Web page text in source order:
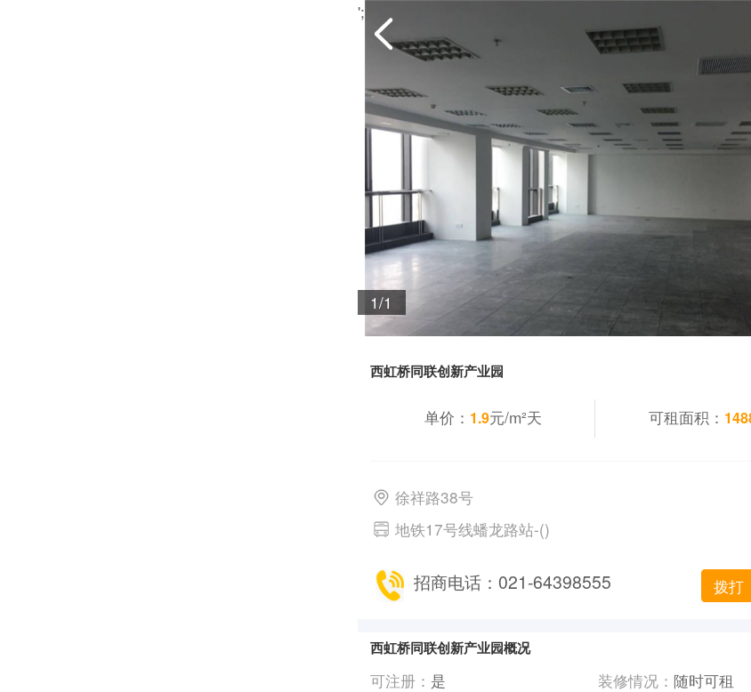
';
1/1
西虹桥同联创新产业园
单价： 1.9元/m²天 可租面积：
徐祥路38号
地铁17号线蟠龙路站-()
招商电话：021-64398555 拨打
西虹桥同联创新产业园概况
可注册： 是 装修情况： 随时可租